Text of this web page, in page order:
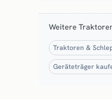
Weitere
Traktoren &
Geräteträger